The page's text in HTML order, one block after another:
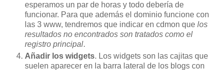
esperamos un par de horas y todo debería de
funcionar. Para que además el dominio funcione con
las 3 www, tendremos que indicar en cdmon que los
resultados no encontrados son tratados como el
registro principal.
Añadir los widgets. Los widgets son las cajitas que
suelen aparecer en la barra lateral de los blogs con